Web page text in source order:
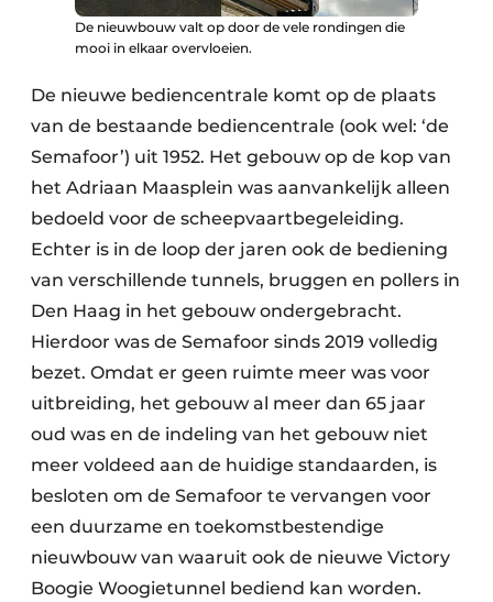
De nieuwbouw valt op door de vele rondingen die
mooi in elkaar overvloeien.
De nieuwe bediencentrale komt op de plaats
van de bestaande bediencentrale (ook wel: ‘de
Semafoor’) uit 1952. Het gebouw op de kop van
het Adriaan Maasplein was aanvankelijk alleen
bedoeld voor de scheepvaartbegeleiding.
Echter is in de loop der jaren ook de bediening
van verschillende tunnels, bruggen en pollers in
Den Haag in het gebouw ondergebracht.
Hierdoor was de Semafoor sinds 2019 volledig
bezet. Omdat er geen ruimte meer was voor
uitbreiding, het gebouw al meer dan 65 jaar
oud was en de indeling van het gebouw niet
meer voldeed aan de huidige standaarden, is
besloten om de Semafoor te vervangen voor
een duurzame en toekomstbestendige
nieuwbouw van waaruit ook de nieuwe Victory
Boogie Woogietunnel bediend kan worden.